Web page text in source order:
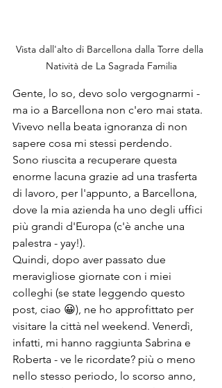
Vista dall'alto di Barcellona dalla Torre della
Natività de La Sagrada Familia
Gente, lo so, devo solo vergognarmi -
ma io a Barcellona non c'ero mai stata.
Vivevo nella beata ignoranza di non
sapere cosa mi stessi perdendo.
Sono riuscita a recuperare questa
enorme lacuna grazie ad una trasferta
di lavoro, per l'appunto, a Barcellona,
dove la mia azienda ha uno degli uffici
più grandi d'Europa (c'è anche una
palestra - yay!).
Quindi, dopo aver passato due
meravigliose giornate con i miei
colleghi (se state leggendo questo
post, ciao 😀), ne ho approfittato per
visitare la città nel weekend. Venerdì,
infatti, mi hanno raggiunta Sabrina e
Roberta - ve le ricordate? più o meno
nello stesso periodo, lo scorso anno,